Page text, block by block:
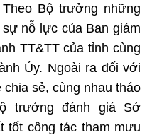
Bộ trưởng những
nỗ lực của Ban giám
TT&TT của tỉnh cùng
Ủy. Ngoài ra đối với
sẻ, cùng nhau tháo
trưởng đánh giá Sở
tốt công tác tham mưu